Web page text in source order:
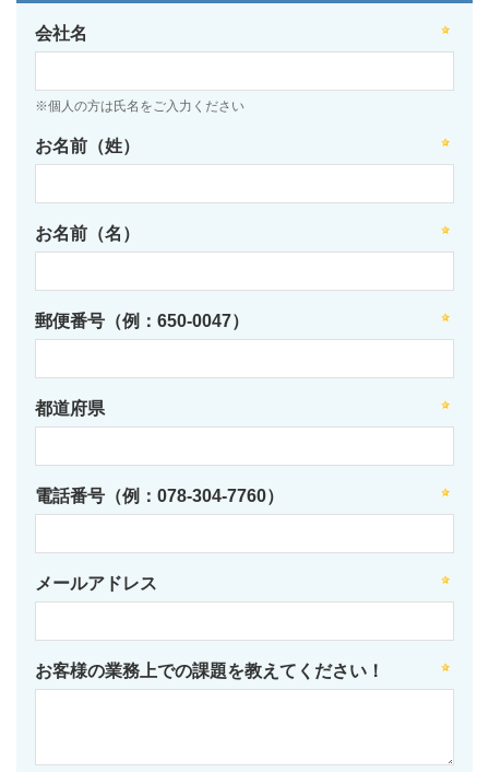
会社名
※個人の方は氏名をご入力ください
お名前（姓）
お名前（名）
郵便番号（例：650-0047）
都道府県
電話番号（例：078-304-7760）
メールアドレス
お客様の業務上での課題を教えてください！